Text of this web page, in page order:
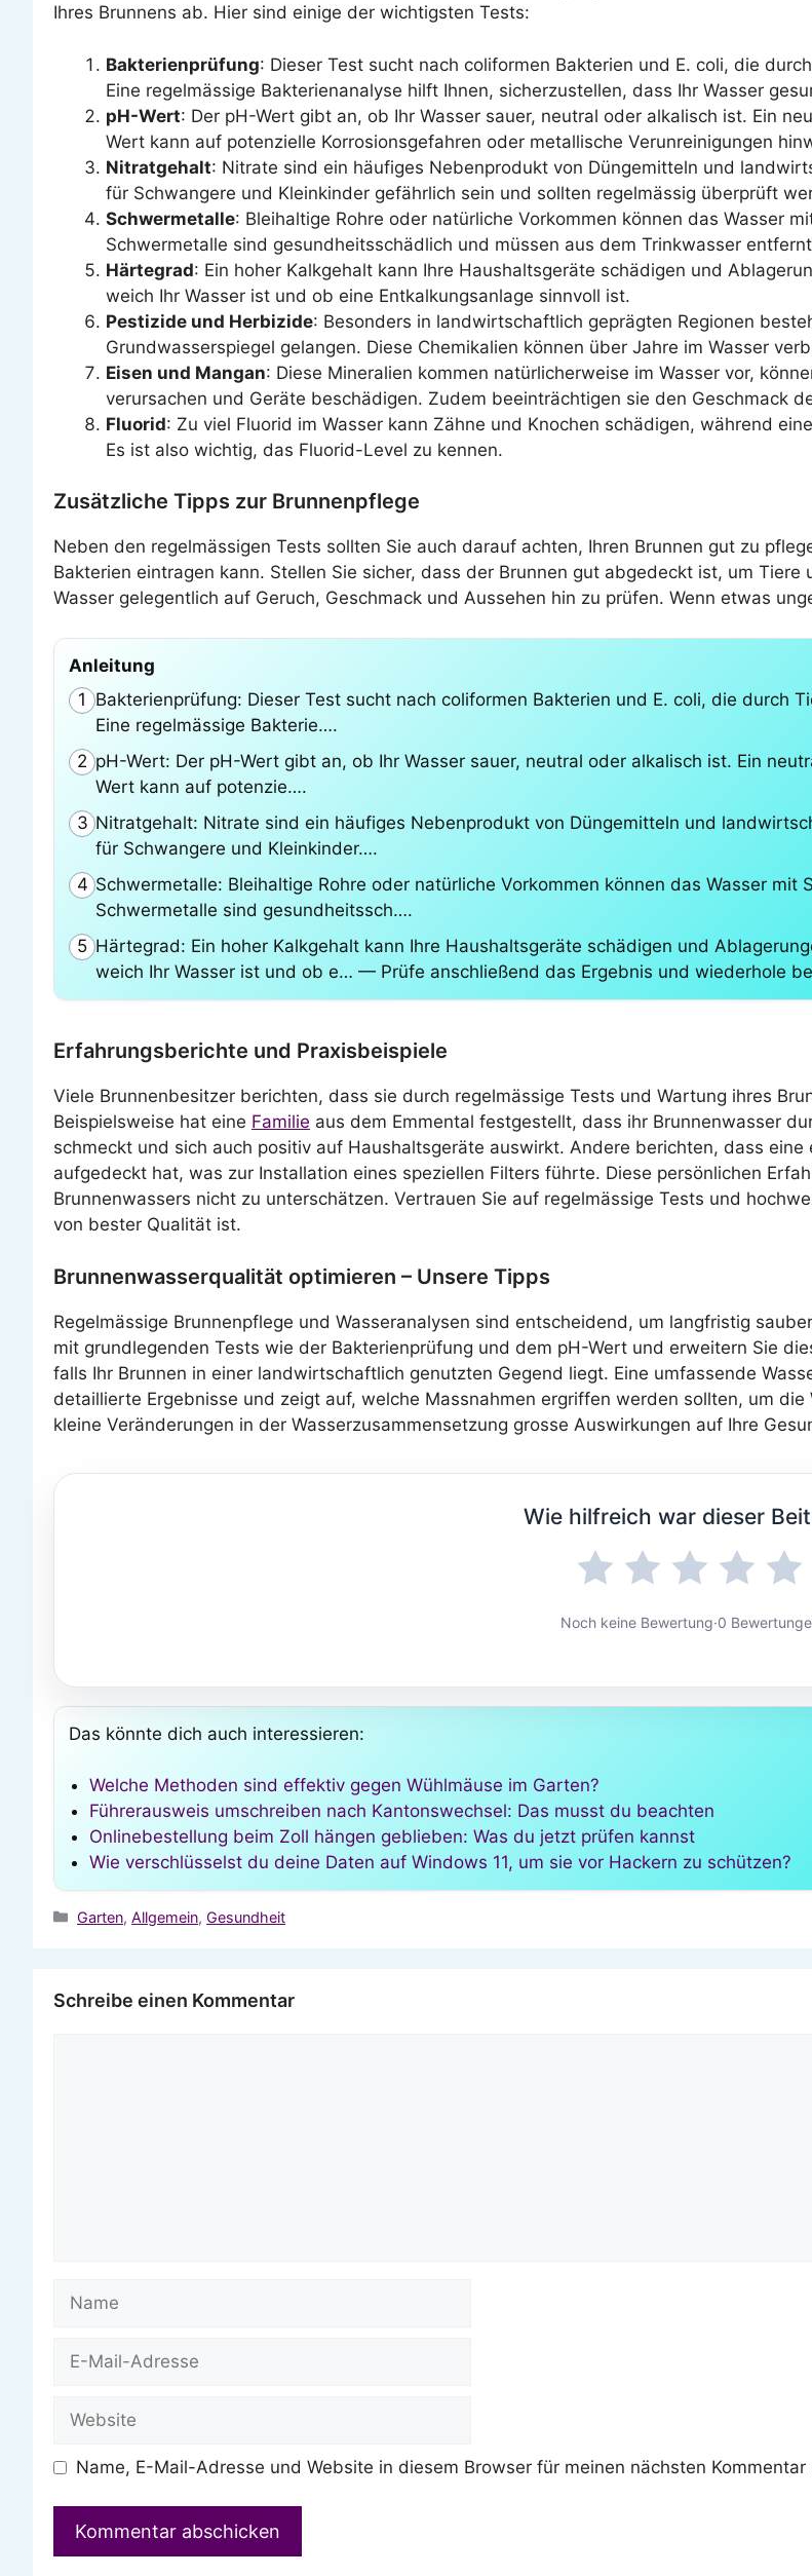
Ihres Brunnens ab. Hier sind einige der wichtigsten Tests:
Bakterienprüfung: Dieser Test sucht nach coliformen Bakterien und E. coli, die
Eine regelmässige Bakterienanalyse hilft Ihnen, sicherzustellen, dass Ihr Wasser
pH-Wert: Der pH-Wert gibt an, ob Ihr Wasser sauer, neutral oder alkalisch ist. Ein
Wert kann auf potenzielle Korrosionsgefahren oder metallische Verunreinigungen
Nitratgehalt: Nitrate sind ein häufiges Nebenprodukt von Düngemitteln und
für Schwangere und Kleinkinder gefährlich sein und sollten regelmässig überprüft
Schwermetalle: Bleihaltige Rohre oder natürliche Vorkommen können das Wasser
Schwermetalle sind gesundheitsschädlich und müssen aus dem Trinkwasser
Härtegrad: Ein hoher Kalkgehalt kann Ihre Haushaltsgeräte schädigen und
weich Ihr Wasser ist und ob eine Entkalkungsanlage sinnvoll ist.
Pestizide und Herbizide: Besonders in landwirtschaftlich geprägten Regionen
Grundwasserspiegel gelangen. Diese Chemikalien können über Jahre im Wasser
Eisen und Mangan: Diese Mineralien kommen natürlicherweise im Wasser vor,
verursachen und Geräte beschädigen. Zudem beeinträchtigen sie den Geschmack
Fluorid: Zu viel Fluorid im Wasser kann Zähne und Knochen schädigen, während
Es ist also wichtig, das Fluorid-Level zu kennen.
Zusätzliche Tipps zur Brunnenpflege
Neben den regelmässigen Tests sollten Sie auch darauf achten, Ihren Brunnen gut zu
Bakterien eintragen kann. Stellen Sie sicher, dass der Brunnen gut abgedeckt ist, um
Wasser gelegentlich auf Geruch, Geschmack und Aussehen hin zu prüfen. Wenn etwas
Anleitung
1 Bakterienprüfung: Dieser Test sucht nach coliformen Bakterien und E. coli, die durch
Eine regelmässige Bakterie….
2 pH-Wert: Der pH-Wert gibt an, ob Ihr Wasser sauer, neutral oder alkalisch ist. Ein
Wert kann auf potenzie….
3 Nitratgehalt: Nitrate sind ein häufiges Nebenprodukt von Düngemitteln und
für Schwangere und Kleinkinder….
4 Schwermetalle: Bleihaltige Rohre oder natürliche Vorkommen können das Wasser
Schwermetalle sind gesundheitssch….
5 Härtegrad: Ein hoher Kalkgehalt kann Ihre Haushaltsgeräte schädigen und
weich Ihr Wasser ist und ob e… — Prüfe anschließend das Ergebnis und wiederhole
Erfahrungsberichte und Praxisbeispiele
Viele Brunnenbesitzer berichten, dass sie durch regelmässige Tests und Wartung ihres
Beispielsweise hat eine Familie aus dem Emmental festgestellt, dass ihr Brunnenwasser
schmeckt und sich auch positiv auf Haushaltsgeräte auswirkt. Andere berichten, dass
aufgedeckt hat, was zur Installation eines speziellen Filters führte. Diese persönlichen
Brunnenwassers nicht zu unterschätzen. Vertrauen Sie auf regelmässige Tests und
von bester Qualität ist.
Brunnenwasserqualität optimieren – Unsere Tipps
Regelmässige Brunnenpflege und Wasseranalysen sind entscheidend, um langfristig
mit grundlegenden Tests wie der Bakterienprüfung und dem pH-Wert und erweitern Sie
falls Ihr Brunnen in einer landwirtschaftlich genutzten Gegend liegt. Eine umfassende
detaillierte Ergebnisse und zeigt auf, welche Massnahmen ergriffen werden sollten, um
kleine Veränderungen in der Wasserzusammensetzung grosse Auswirkungen auf Ihre
Wie hilfreich war dieser
Noch keine Bewertung·0
Das könnte dich auch interessieren:
Welche Methoden sind effektiv gegen Wühlmäuse im Garten?
Führerausweis umschreiben nach Kantonswechsel: Das musst du beachten
Onlinebestellung beim Zoll hängen geblieben: Was du jetzt prüfen kannst
Wie verschlüsselst du deine Daten auf Windows 11, um sie vor Hackern zu schützen?
Kategorien
Garten,Allgemein,Gesundheit
Schreibe einen Kommentar
Mail-
Name, E-Mail-Adresse und Website in diesem Browser für meinen nächsten Kommentar